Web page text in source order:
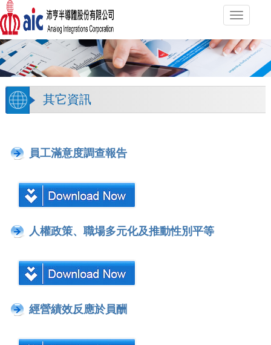
Toggle
其它資訊
員工滿意度調查報告
人權政策、職場多元化及推動性別平等
經營績效反應於員酬